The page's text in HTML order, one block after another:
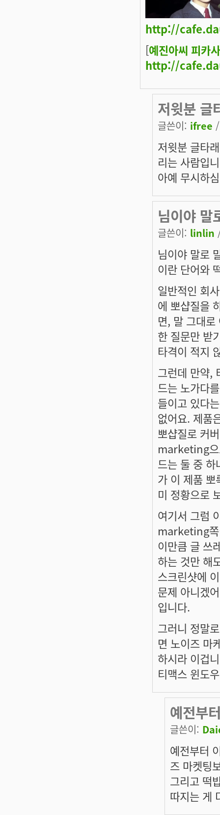
http://
[예진아씨 피카
http://
저윗분 글
글쓴이: ifree
저윗분 글타
리는 사람입
아예 무시하
님이야 말
글쓴이: linlin
님이야 말로
이란 단어와
일반적인 회
에 뽀샵질을
면, 말 그대
한 질문만 받
타격이 적지
그런데 만약,
드는 노가다
들이고 있다
없어요. 제품
뽀샵질로 커
marketing으
드는 둘 중 하
가 이 제품 뽀
미 정황으로
여기서 그럼
marketing쪽
이만큼 글 쓰
하는 것만 해
스크린샷에
문제 아니겠
입니다.
그러니 정말
면 노이즈 마
하시라 이겁
티맥스 윈도
예전부
글쓴이:
예전부터
즈 마켓팅
그리고 떡
따지는 게